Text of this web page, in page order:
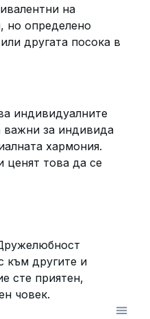
на
но определено
другата посока в
индивидуалните
важни за индивида
хармония.
това да се
към другите и
сте приятен,
човек.